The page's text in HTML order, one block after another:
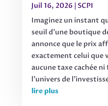
Juil 16, 2026 | SCPI
Imaginez un instant
seuil d'une boutique
annonce que le prix
exactement celui que
aucune taxe cachée ni
l'univers de
lire plus